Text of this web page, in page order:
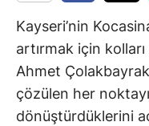
Kayseri’nin
artırmak için
Ahmet
çözülen her
dönüştürdüklerini